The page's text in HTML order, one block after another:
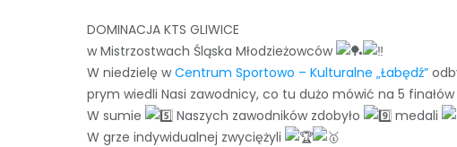
DOMINACJA KTS GLIWICE
w Mistrzostwach Śląska Młodzieżowców
W niedzielę wCentrum Sportowo – Kulturalne „Łabędź”
prym wiedli Nasi zawodnicy, co tu dużo mówić na 5 finałów
W sumie
Naszych zawodników zdobyło
medali
W grze indywidualnej zwyciężyli